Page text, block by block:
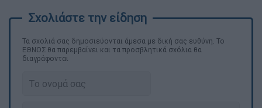
Τα σχολιά σας δημοσιεύονται άμεσα με δική σας ευθύνη. Το
ΕΘΝΟΣ θα παρεμβαίνει και τα προσβλητικά σχόλια θα
διαγράφονται